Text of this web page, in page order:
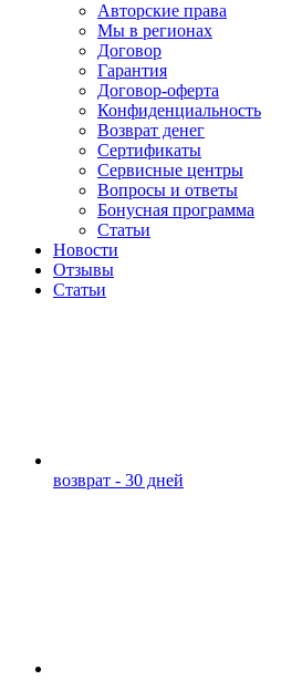
Авторские права
Мы в регионах
Договор
Гарантия
Договор-оферта
Конфиденциальность
Возврат денег
Сертификаты
Сервисные центры
Вопросы и ответы
Бонусная программа
Статьи
Новости
Отзывы
Статьи
возврат - 30 дней